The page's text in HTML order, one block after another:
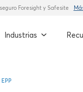
Foresight y Safesite
Industrias
EPP